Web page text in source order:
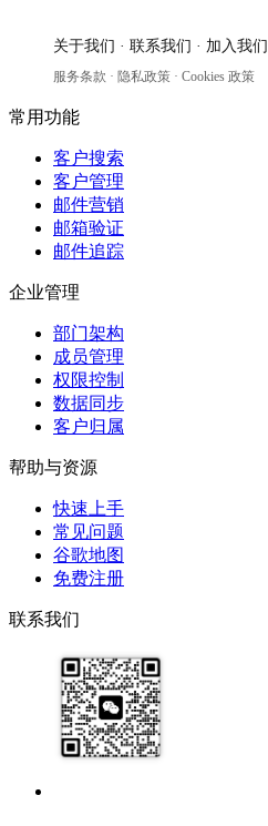
关于我们 · 联系我们 · 加入我们
服务条款 · 隐私政策 · Cookies 政策
常用功能
客户搜索
客户管理
邮件营销
邮箱验证
邮件追踪
企业管理
部门架构
成员管理
权限控制
数据同步
客户归属
帮助与资源
快速上手
常见问题
谷歌地图
免费注册
联系我们